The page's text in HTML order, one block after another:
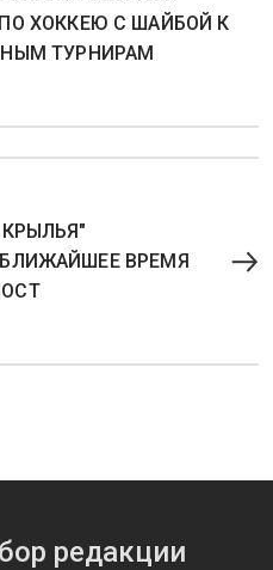
ХОККЕЮ С ШАЙБОЙ К
ТУРНИРАМ
ВРЕМЯ
редакции